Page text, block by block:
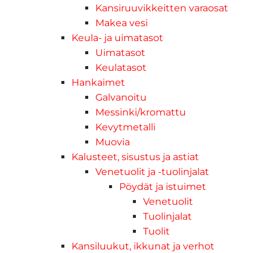
Kansiruuvikkeitten varaosat
Makea vesi
Keula- ja uimatasot
Uimatasot
Keulatasot
Hankaimet
Galvanoitu
Messinki/kromattu
Kevytmetalli
Muovia
Kalusteet, sisustus ja astiat
Venetuolit ja -tuolinjalat
Pöydät ja istuimet
Venetuolit
Tuolinjalat
Tuolit
Kansiluukut, ikkunat ja verhot